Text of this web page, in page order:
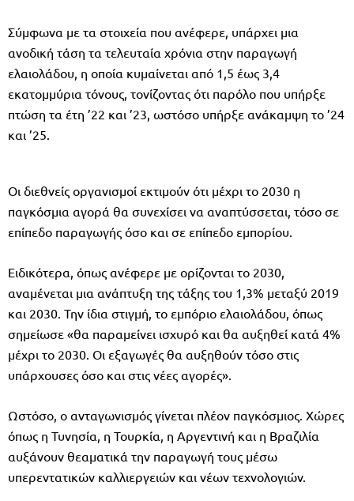
Σύμφωνα με τα στοιχεία που ανέφερε, υπάρχει μια
ανοδική τάση τα τελευταία χρόνια στην παραγωγή
ελαιολάδου, η οποία κυμαίνεται από 1,5 έως 3,4
εκατομμύρια τόνους, τονίζοντας ότι παρόλο που υπήρξε
πτώση τα έτη ’22 και ’23, ωστόσο υπήρξε ανάκαμψη το ’24
και ’25.
Οι διεθνείς οργανισμοί εκτιμούν ότι μέχρι το 2030 η
παγκόσμια αγορά θα συνεχίσει να αναπτύσσεται, τόσο σε
επίπεδο παραγωγής όσο και σε επίπεδο εμπορίου.
Ειδικότερα, όπως ανέφερε με ορίζονται το 2030,
αναμένεται μια ανάπτυξη της τάξης του 1,3% μεταξύ 2019
και 2030. Την ίδια στιγμή, το εμπόριο ελαιολάδου, όπως
σημείωσε «θα παραμείνει ισχυρό και θα αυξηθεί κατά 4%
μέχρι το 2030. Οι εξαγωγές θα αυξηθούν τόσο στις
υπάρχουσες όσο και στις νέες αγορές».
Ωστόσο, ο ανταγωνισμός γίνεται πλέον παγκόσμιος. Χώρες
όπως η Τυνησία, η Τουρκία, η Αργεντινή και η Βραζιλία
αυξάνουν θεαματικά την παραγωγή τους μέσω
υπερεντατικών καλλιεργειών και νέων τεχνολογιών.